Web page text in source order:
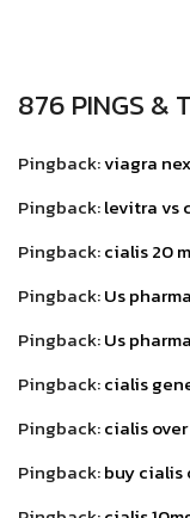
876 PINGS &
Pingback:viagra
Pingback:levitra vs
Pingback:cialis 20
Pingback:Us
Pingback:Us
Pingback:cialis
Pingback:cialis
Pingback:buy cialis